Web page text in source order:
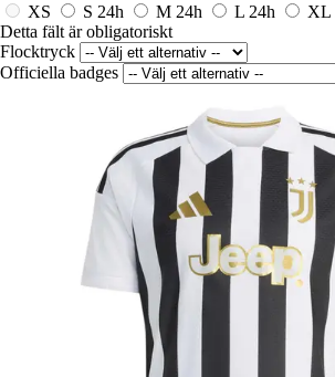
XS
S 24h M 24h L 24h XL
Detta fält är obligatoriskt
Flocktryck
Officiella badges